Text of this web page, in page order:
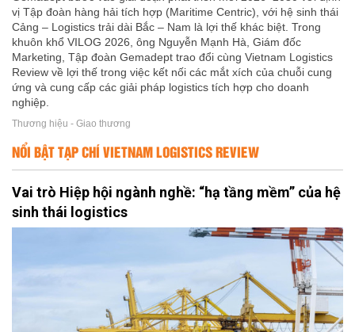
vị Tập đoàn hàng hải tích hợp (Maritime Centric), với hệ sinh thái
Cảng – Logistics trải dài Bắc – Nam là lợi thế khác biệt. Trong
khuôn khổ VILOG 2026, ông Nguyễn Mạnh Hà, Giám đốc
Marketing, Tập đoàn Gemadept trao đổi cùng Vietnam Logistics
Review về lợi thế trong việc kết nối các mắt xích của chuỗi cung
ứng và cung cấp các giải pháp logistics tích hợp cho doanh
nghiệp.
Thương hiệu - Giao thương
NỔI BẬT TẠP CHÍ VIETNAM LOGISTICS REVIEW
Vai trò Hiệp hội ngành nghề: “hạ tầng mềm” của hệ
sinh thái logistics